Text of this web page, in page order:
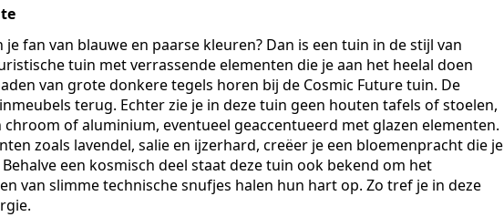
fan van blauwe en paarse kleuren? Dan is een tuin in de stijl van
tuin met verrassende elementen die je aan het heelal doen
van grote donkere tegels horen bij de Cosmic Future tuin. De
terug. Echter zie je in deze tuin geen houten tafels of stoelen,
of aluminium, eventueel geaccentueerd met glazen elementen.
zoals lavendel, salie en ijzerhard, creëer je een bloemenpracht die je
een kosmisch deel staat deze tuin ook bekend om het
van slimme technische snufjes halen hun hart op. Zo tref je in deze